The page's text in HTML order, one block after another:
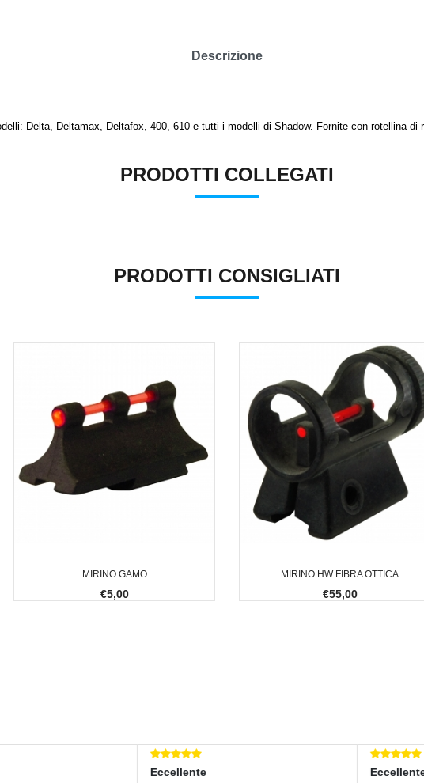
Descrizione
Delta, Deltamax, Deltafox, 400, 610 e tutti i modelli di Shadow. Fornite con rotellina di
PRODOTTI COLLEGATI
PRODOTTI CONSIGLIATI
MIRINO GAMO
€5,00
MIRINO HW FIBRA OTTICA
€55,00